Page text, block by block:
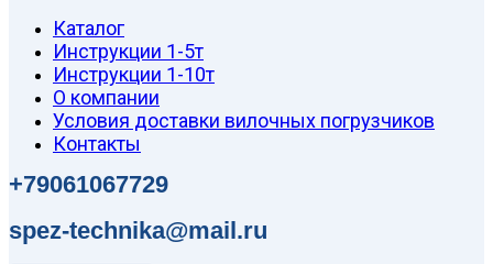
Каталог
Инструкции 1-5т
Инструкции 1-10т
О компании
Условия доставки вилочных погрузчиков
Контакты
+79061067729
spez-technika@mail.ru